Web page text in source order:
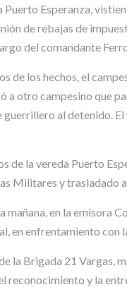
Esperanza,
de rebajas de
del comandante
de los hechos, el
a otro campesino que
guerrillero al detenido.
de la vereda Puerto
Militares y trasladado
mañana, en la emisora
en enfrentamiento con
la Brigada 21 Vargas,
reconocimiento y la